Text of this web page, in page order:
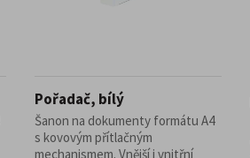
Pořadač, bílý
Šanon na dokumenty formátu A4
s kovovým přítlačným
mechanismem. Vnější i vnitřní